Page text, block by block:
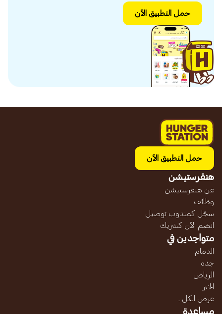
حمل التطبيق الآن
حمل التطبيق الآن
هنقرستيشن
عن هنقرستيشن
وظائف
سجّل كمندوب توصيل
انضم الآن كشريك
متواجدين في
الدمام
جده
الرياض
الخبر
عرض الكل...
مساعدة